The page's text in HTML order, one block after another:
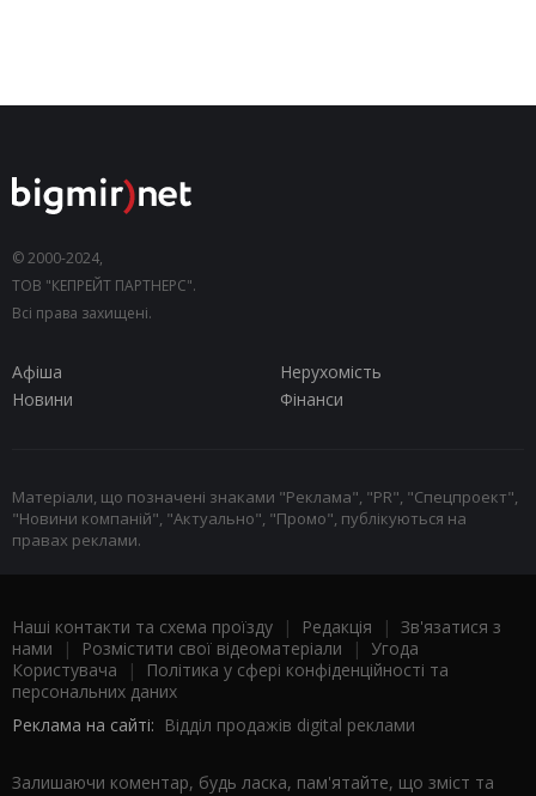
© 2000-2024,
ТОВ "КЕПРЕЙТ ПАРТНЕРС".
Всі права захищені.
Афіша
Нерухомість
Новини
Фінанси
Матеріали, що позначені знаками "Реклама", "PR", "Спецпроект",
"Новини компаній", "Актуально", "Промо", публікуються на
правах реклами.
Наші контакти та схема проїзду | Редакція | Зв'язатися з
нами | Розмістити свої відеоматеріали | Угода
Користувача |
Політика у сфері конфіденційності та
персональних даних
Реклама на сайті: Відділ продажів digital реклами
Залишаючи коментар, будь ласка, пам'ятайте, що зміст та